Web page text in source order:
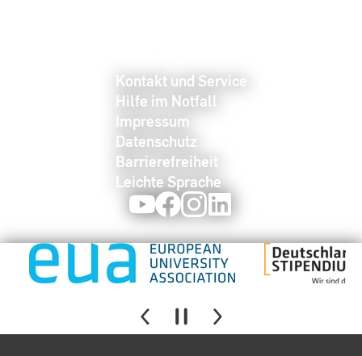
Kontakt und Service
Hilfe im Notfall
Impressum
Datenschutz
Barrierefreiheit
Leichte Sprache
YoutubeFacebookInstagram